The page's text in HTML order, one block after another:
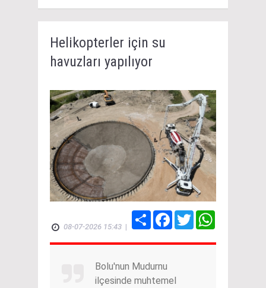
Helikopterler için su
havuzları yapılıyor
08-07-2026 15:43 |
Share FacebookTwitter
Bolu'nun Mudurnu
ilçesinde muhtemel